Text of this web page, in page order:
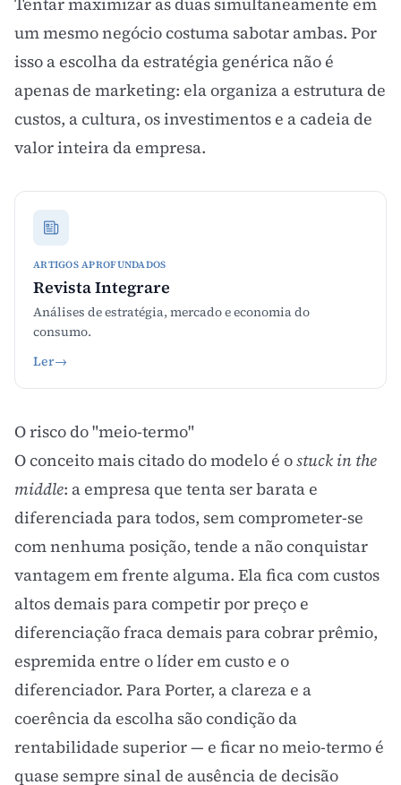
um mesmo negócio costuma sabotar ambas. Por
isso a escolha da estratégia genérica não é
apenas de marketing: ela organiza a estrutura de
custos, a cultura, os investimentos e acadeia de
valorinteira da empresa.
ARTIGOS APROFUNDADOS
Revista Integrare
Análises de estratégia, mercado e economia do
consumo.
Ler→
O risco do "meio-termo"
O conceito mais citado do modelo é ostuck in the
middle: a empresa que tenta ser barata e
diferenciada para todos, sem comprometer-se
com nenhuma posição, tende a não conquistar
vantagem em frente alguma. Ela fica com custos
altos demais para competir por preço e
diferenciação fraca demais para cobrar prêmio,
espremida entre o líder em custo e o
diferenciador. Para Porter, a clareza e a
coerência da escolha são condição da
rentabilidade superior — e ficar no meio-termo é
quase sempre sinal de ausência de decisão